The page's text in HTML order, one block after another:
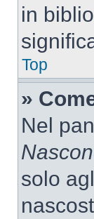
in
Top
»
Nel
solo